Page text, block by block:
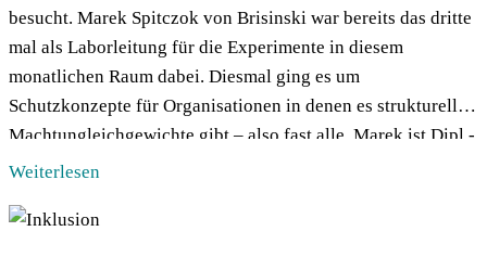
besucht. Marek Spitczok von Brisinski war bereits das dritte
mal als Laborleitung für die Experimente in diesem
monatlichen Raum dabei. Diesmal ging es um
Schutzkonzepte für Organisationen in denen es strukturelle
Machtungleichgewichte gibt – also fast alle. Marek ist Dipl.-
Soziologe, Diverstiy Trainer, Mediator, Traumafachberater
Weiterlesen